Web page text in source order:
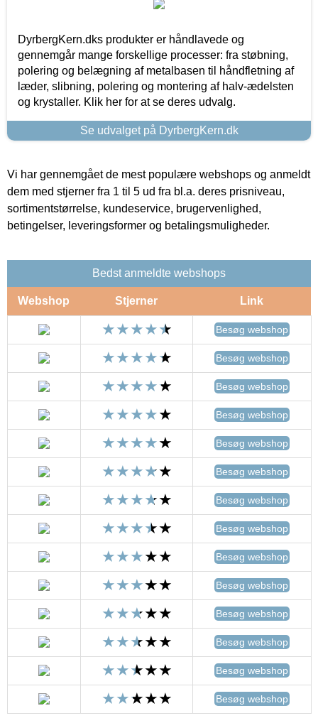
DyrbergKern.dks produkter er håndlavede og
gennemgår mange forskellige processer: fra støbning,
polering og belægning af metalbasen til håndfletning af
læder, slibning, polering og montering af halv-ædelsten
og krystaller. Klik her for at se deres udvalg.
Se udvalget på DyrbergKern.dk
Vi har gennemgået de mest populære webshops og anmeldt
dem med stjerner fra 1 til 5 ud fra bl.a. deres prisniveau,
sortimentstørrelse, kundeservice, brugervenlighed,
betingelser, leveringsformer og betalingsmuligheder.
Bedst anmeldte webshops
Webshop Stjerner Link
Besøg webshop
Besøg webshop
Besøg webshop
Besøg webshop
Besøg webshop
Besøg webshop
Besøg webshop
Besøg webshop
Besøg webshop
Besøg webshop
Besøg webshop
Besøg webshop
Besøg webshop
Besøg webshop